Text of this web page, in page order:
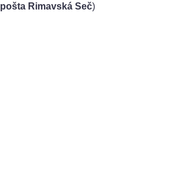
pošta Rimavská Seč)